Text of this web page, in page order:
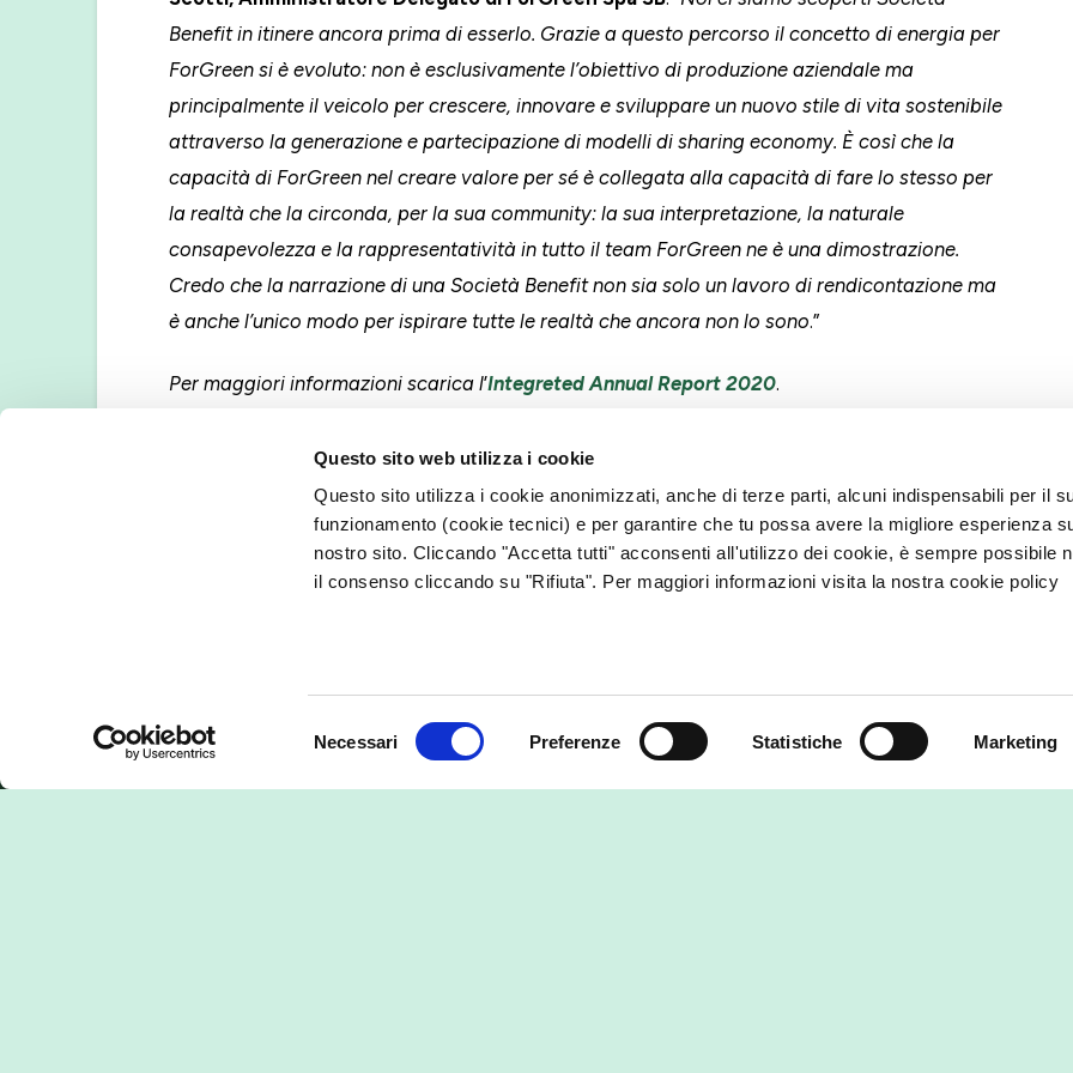
Questo sito web utilizza i cookie
Questo sito utilizza i cookie anonimizzati, anche di terze parti, alcuni indispensabili per il
funzionamento (cookie tecnici) e per garantire che tu possa avere la migliore esperienza
nostro sito. Cliccando "Accetta tutti" acconsenti all'utilizzo dei cookie, è sempre possibile
il consenso cliccando su "Rifiuta". Per maggiori informazioni visita la nostra cookie policy
del
Necessari Preferenze Statistiche Marketing
Benefit in itinere ancora prima di esserlo. Grazie a questo percorso il concetto di energia per
ForGreen si è evoluto: non è esclusivamente l’obiettivo di produzione aziendale ma
principalmente il veicolo per crescere, innovare e sviluppare un nuovo stile di vita sostenibile
attraverso la generazione e partecipazione di modelli di sharing economy. È così che la
capacità di ForGreen nel creare valore per sé è collegata alla capacità di fare lo stesso per
la realtà che la circonda, per la sua community: la sua interpretazione, la naturale
consapevolezza e la rappresentatività in tutto il team ForGreen ne è una dimostrazione.
Credo che la narrazione di una Società Benefit non sia solo un lavoro di rendicontazione ma
è anche l’unico modo per ispirare tutte le realtà che ancora non lo sono.”
Per maggiori informazioni scarica l’Integreted Annual Report 2020.
Documenti scaricabili e allegati:
Comunicato stampa (.doc)
Foto della premiazione(.jpg)
Energia rinnovabile L’energia rinnovabile che Programmi e